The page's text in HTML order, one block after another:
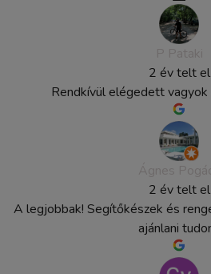
2 év telt el
Rendkívül elégedett
2 év telt el
A legjobbak! Segítőkészek és
ajánlani